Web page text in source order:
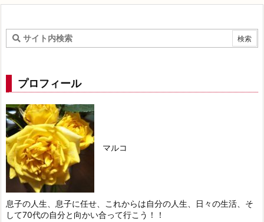
プロフィール
マルコ
息子の人生、息子に任せ、これからは自分の人生、日々の生活、そ
して70代の自分と向かい合って行こう！！